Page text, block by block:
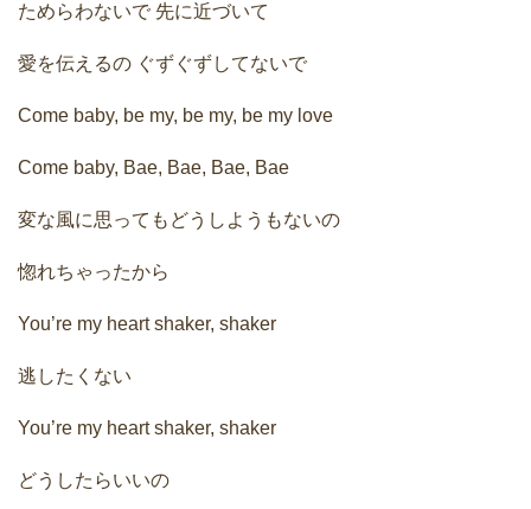
ためらわないで 先に近づいて
愛を伝えるの ぐずぐずしてないで
Come baby, be my, be my, be my love
Come baby, Bae, Bae, Bae, Bae
変な風に思ってもどうしようもないの
惚れちゃったから
You’re my heart shaker, shaker
逃したくない
You’re my heart shaker, shaker
どうしたらいいの